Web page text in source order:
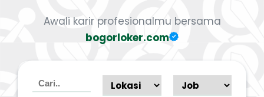
Awali karir profesionalmu bersama
bogorloker.com